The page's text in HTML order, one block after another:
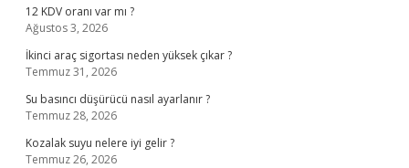
12 KDV oranı var mı ?
Ağustos 3, 2026
İkinci araç sigortası neden yüksek çıkar ?
Temmuz 31, 2026
Su basıncı düşürücü nasıl ayarlanır ?
Temmuz 28, 2026
Kozalak suyu nelere iyi gelir ?
Temmuz 26, 2026